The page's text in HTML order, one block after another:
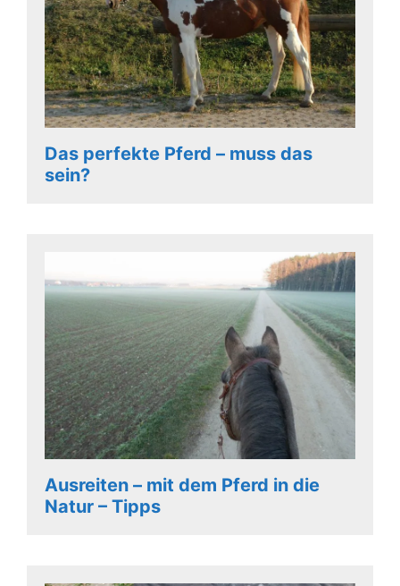
Das perfekte Pferd – muss das
sein?
Ausreiten – mit dem Pferd in die
Natur – Tipps